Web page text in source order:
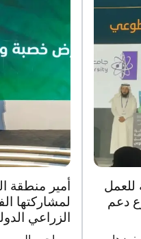
للعمل
فرع دعم
أمير منطقة
لمشاركتها
الزراعي